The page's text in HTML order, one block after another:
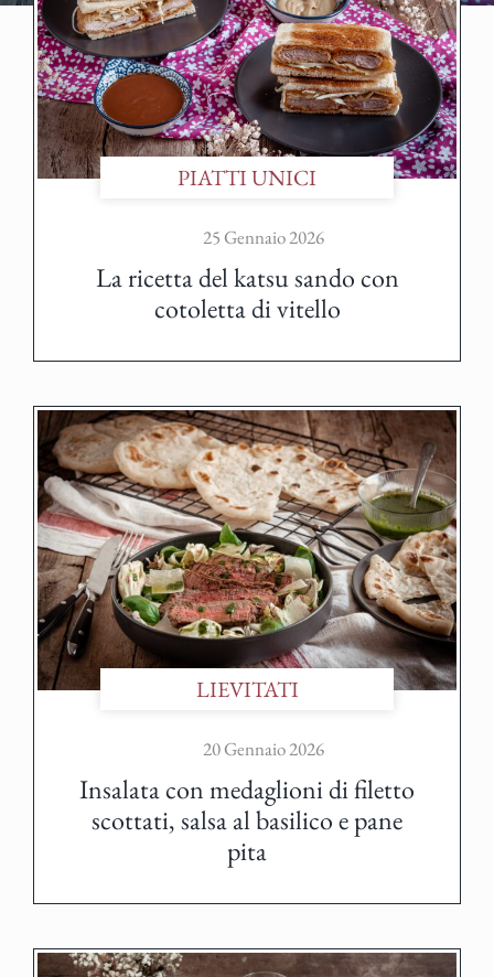
PIATTI UNICI
25 Gennaio 2026
La ricetta del katsu sando con
cotoletta di vitello
LIEVITATI
20 Gennaio 2026
Insalata con medaglioni di filetto
scottati, salsa al basilico e pane
pita